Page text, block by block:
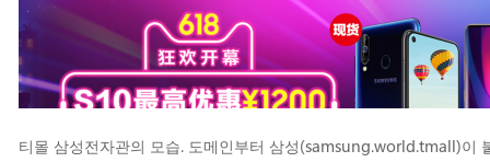
티몰 삼성전자관의 모습. 도메인부터 삼성(samsung.world.tmall)이